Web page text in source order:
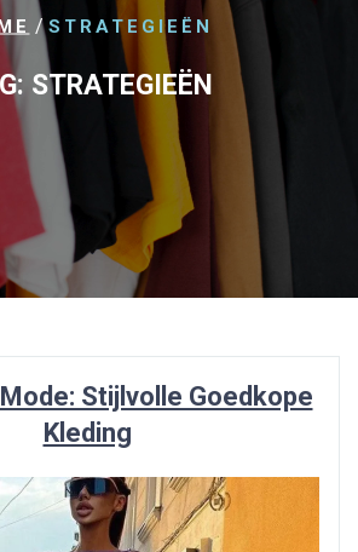
/STRATEGIEËN
STRATEGIEËN
Stijlvolle Goedkope
Kleding